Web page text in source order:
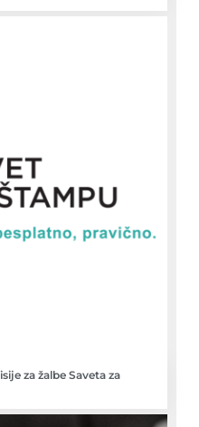
za žalbe Saveta za